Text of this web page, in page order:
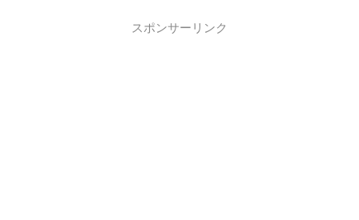
スポンサーリンク